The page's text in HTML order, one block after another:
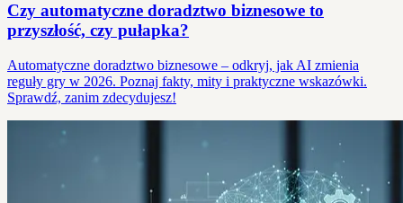
Czy automatyczne doradztwo biznesowe to
przyszłość, czy pułapka?
Automatyczne doradztwo biznesowe – odkryj, jak AI zmienia
reguły gry w 2026. Poznaj fakty, mity i praktyczne wskazówki.
Sprawdź, zanim zdecydujesz!